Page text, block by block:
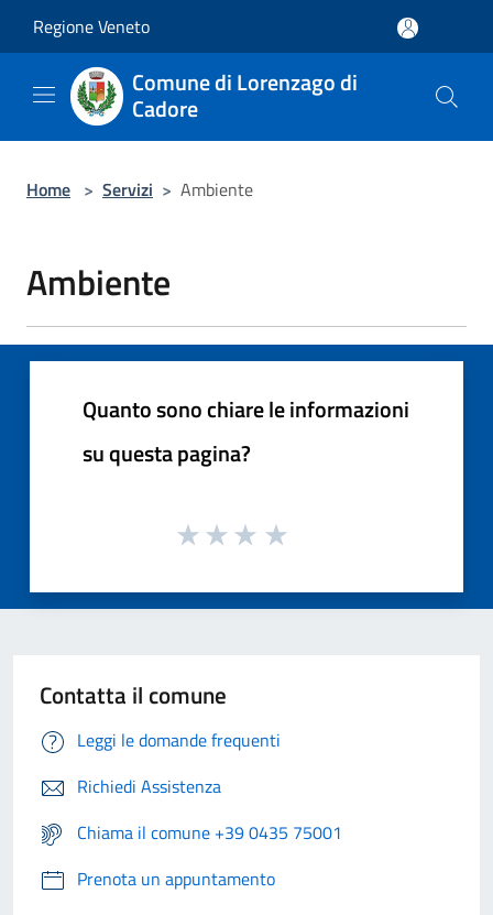
Regione Veneto
Comune di Lorenzago di
Cadore
Home > Servizi > Ambiente
Ambiente
Quanto sono chiare le informazioni
su questa pagina?
Contatta il comune
Leggi le domande frequenti
Richiedi Assistenza
Chiama il comune +39 0435 75001
Prenota un appuntamento